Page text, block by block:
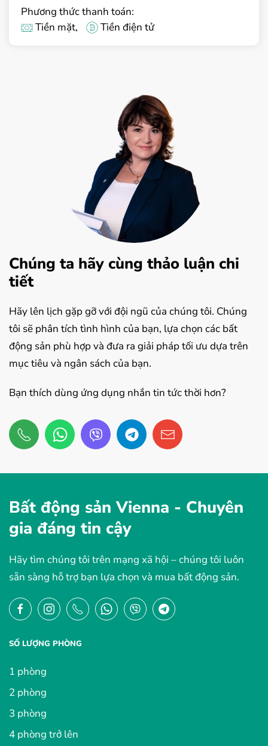
Phương thức thanh toán:
Tiền mặt,
Tiền điện tử
Chúng ta hãy cùng thảo luận chi
tiết
Hãy lên lịch gặp gỡ với đội ngũ của chúng tôi. Chúng
tôi sẽ phân tích tình hình của bạn, lựa chọn các bất
động sản phù hợp và đưa ra giải pháp tối ưu dựa trên
mục tiêu và ngân sách của bạn.
Bạn thích dùng ứng dụng nhắn tin tức thời hơn?
Bất động sản Vienna - Chuyên
gia đáng tin cậy
Hãy tìm chúng tôi trên mạng xã hội – chúng tôi luôn
sẵn sàng hỗ trợ bạn lựa chọn và mua bất động sản.
SỐ LƯỢNG PHÒNG
1 phòng
2 phòng
3 phòng
4 phòng trở lên